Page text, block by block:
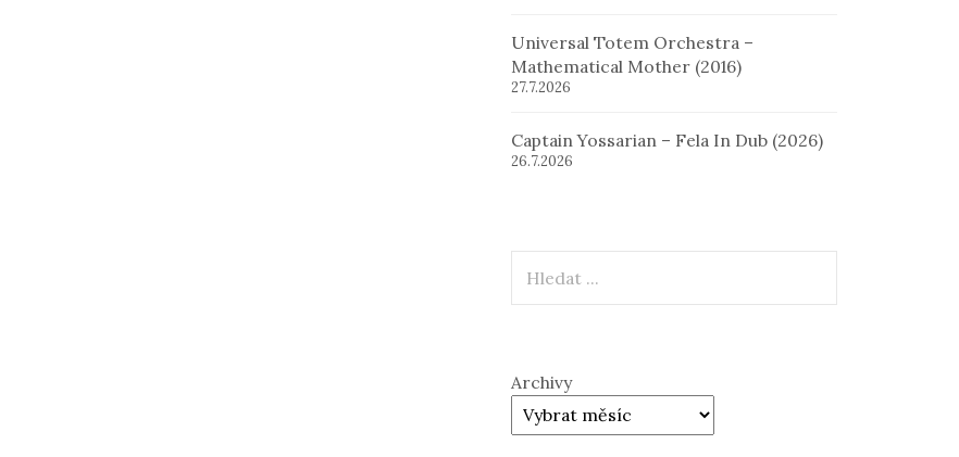
Universal Totem Orchestra –
Mathematical Mother (2016)
27.7.2026
Captain Yossarian – Fela In Dub (2026)
26.7.2026
Archivy